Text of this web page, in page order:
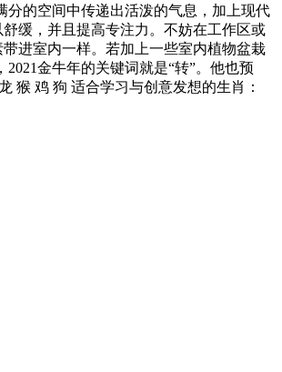
分的空间中传递出活泼的气息，加上现代
缓，并且提高专注力。不妨在工作区或
进室内一样。若加上一些室内植物盆栽
金牛年的关键词就是“转”。他也预
猴 鸡 狗 适合学习与创意发想的生肖：